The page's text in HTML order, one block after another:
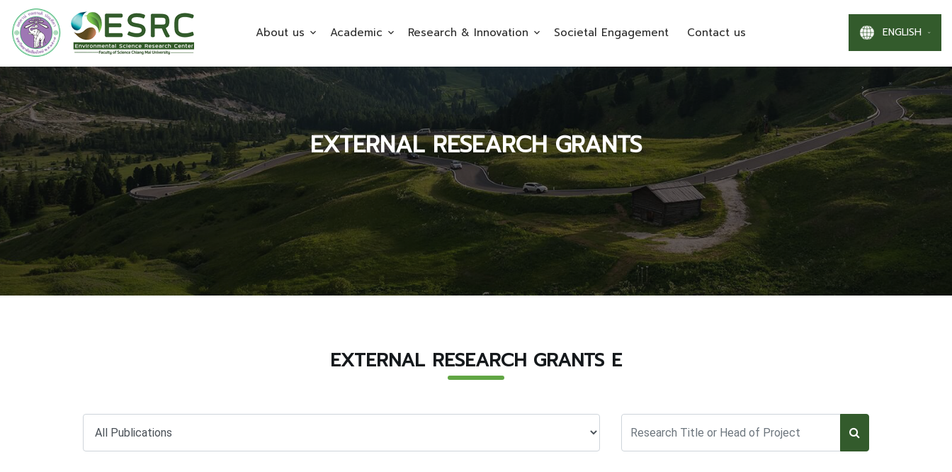
About us Academic Research & Innovation Societal Engagement Contact us ENGLISH
EXTERNAL RESEARCH GRANTS
EXTERNAL RESEARCH GRANTS E